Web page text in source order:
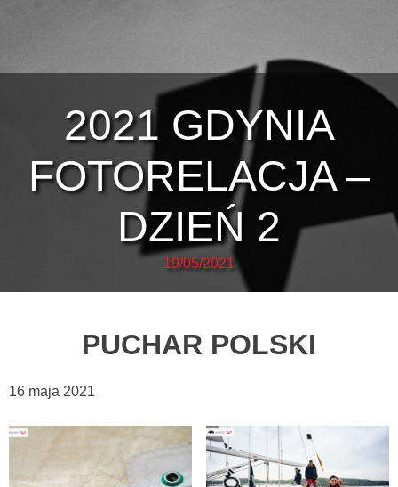
2021 GDYNIA
FOTORELACJA –
DZIEŃ 2
19/05/2021
PUCHAR POLSKI
16 maja 2021